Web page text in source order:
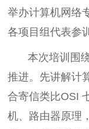
举办计算机网络
各项目组代表参
本次培训围
推进。先讲解计
合寄信类比OSI
机、路由器原理